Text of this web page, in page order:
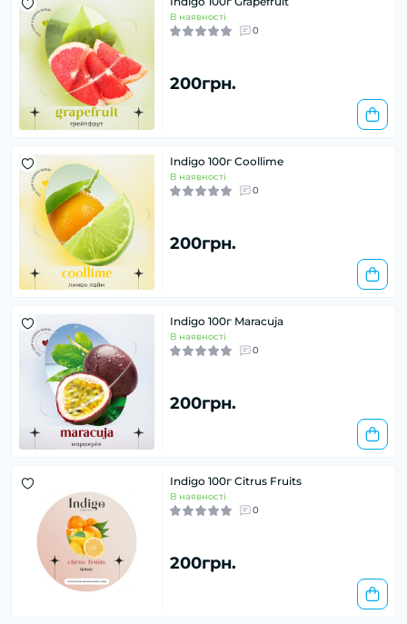
В наявності
0
200грн.
Indigo 100г Coollime
В наявності
0
200грн.
Indigo 100г Maracuja
В наявності
0
200грн.
Indigo 100г Citrus Fruits
В наявності
0
200грн.